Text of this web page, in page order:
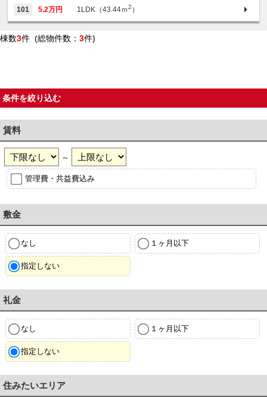
101 5.2万円 1LDK（43.44ｍ2 ）
棟数3件 (総物件数： 3件)
条件を絞り込む
賃料
～
管理費・共益費込み
敷金
なし １ヶ月以下
指定しない
礼金
なし １ヶ月以下
指定しない
住みたいエリア